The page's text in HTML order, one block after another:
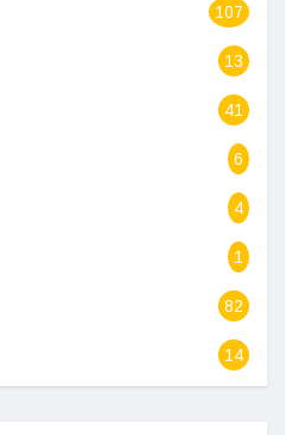
107
13
41
6
4
1
82
14